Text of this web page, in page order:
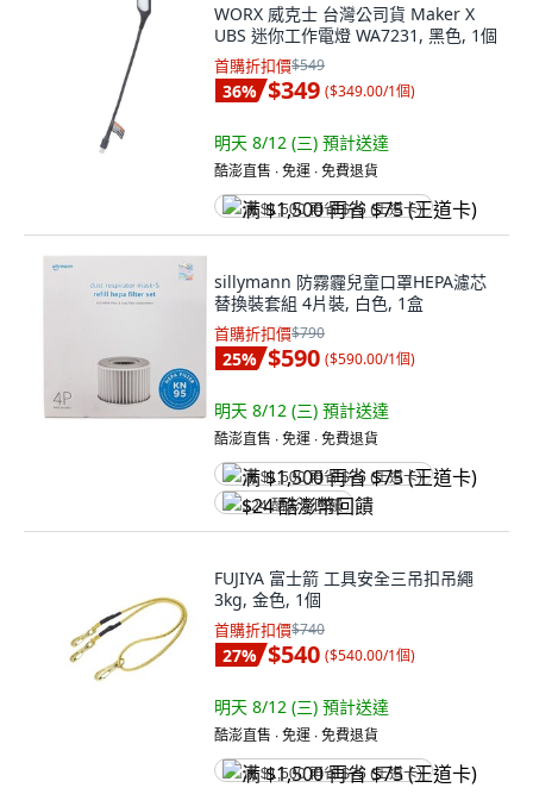
WORX 威克士 台灣公司貨 Maker X
UBS 迷你工作電燈 WA7231, 黑色, 1個
首購折扣價$549
36% $349 ($349.00/1個)
明天 8/12 (三) 預計送達
酷澎直售 ∙ 免運 ∙ 免費退貨
满 $1,500 再省 $75 (王道卡)
sillymann 防霧霾兒童口罩HEPA濾芯
替換裝套組 4片裝, 白色, 1盒
首購折扣價$790
25% $590 ($590.00/1個)
明天 8/12 (三) 預計送達
酷澎直售 ∙ 免運 ∙ 免費退貨
满 $1,500 再省 $75 (王道卡)
$24 酷澎幣回饋
FUJIYA 富士箭 工具安全三吊扣吊繩
3kg, 金色, 1個
首購折扣價$740
27% $540 ($540.00/1個)
明天 8/12 (三) 預計送達
酷澎直售 ∙ 免運 ∙ 免費退貨
满 $1,500 再省 $75 (王道卡)